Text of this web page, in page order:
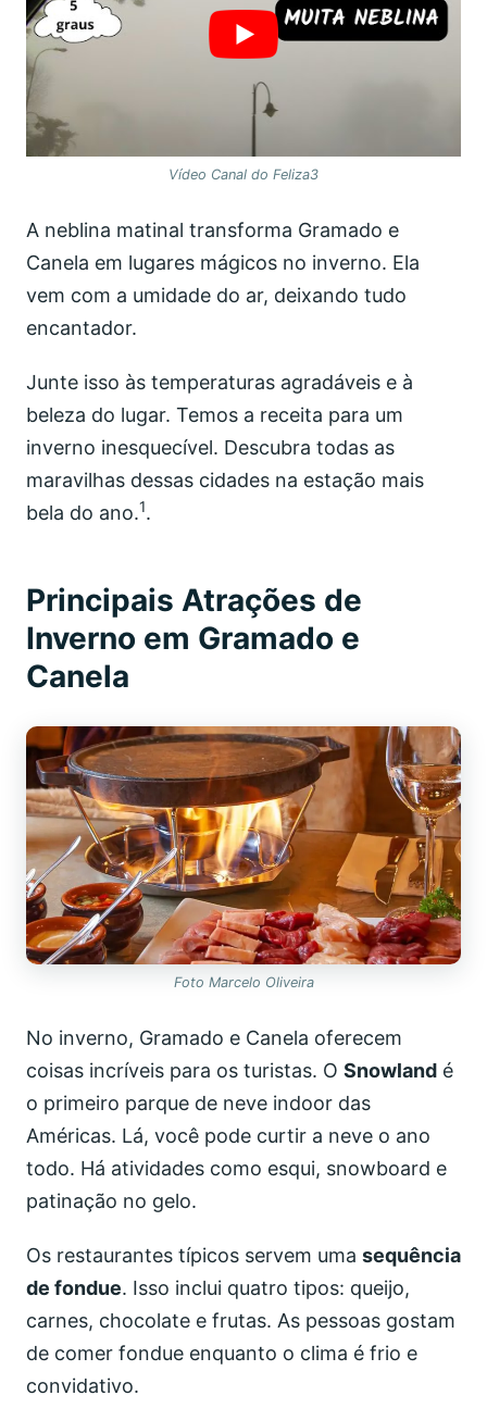
Vídeo Canal do Feliza3
A neblina matinal transforma Gramado e
Canela em lugares mágicos no inverno. Ela
vem com a umidade do ar, deixando tudo
encantador.
Junte isso às temperaturas agradáveis e à
beleza do lugar. Temos a receita para um
inverno inesquecível. Descubra todas as
maravilhas dessas cidades na estação mais
bela do ano.1.
Principais Atrações de
Inverno em Gramado e
Canela
Foto Marcelo Oliveira
No inverno, Gramado e Canela oferecem
coisas incríveis para os turistas. O Snowland é
o primeiro parque de neve indoor das
Américas. Lá, você pode curtir a neve o ano
todo. Há atividades como esqui, snowboard e
patinação no gelo.
Os restaurantes típicos servem uma sequência
de fondue. Isso inclui quatro tipos: queijo,
carnes, chocolate e frutas. As pessoas gostam
de comer fondue enquanto o clima é frio e
convidativo.